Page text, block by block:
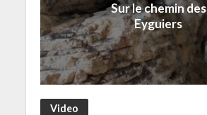
Sur le chemin des
Eyguiers
Video